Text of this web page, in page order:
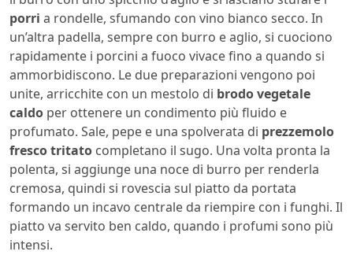
porri a rondelle, sfumando con vino bianco secco. In
un’altra padella, sempre con burro e aglio, si cuociono
rapidamente i porcini a fuoco vivace fino a quando si
ammorbidiscono. Le due preparazioni vengono poi
unite, arricchite con un mestolo di brodo vegetale
caldo per ottenere un condimento più fluido e
profumato. Sale, pepe e una spolverata di prezzemolo
fresco tritato completano il sugo. Una volta pronta la
polenta, si aggiunge una noce di burro per renderla
cremosa, quindi si rovescia sul piatto da portata
formando un incavo centrale da riempire con i funghi. Il
piatto va servito ben caldo, quando i profumi sono più
intensi.